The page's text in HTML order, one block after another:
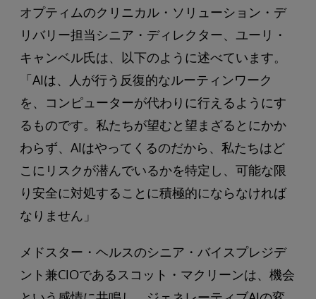
オプティムのクリニカル・ソリューション・デ
リバリー担当シニア・ディレクター、ユーリ・
キャンベル氏は、以下のように述べています。
「AIは、人が行う反復的なルーティンワーク
を、コンピューターが代わりに行えるようにす
るものです。私たちが望むと望まざるとにかか
わらず、AIはやってくるのだから、私たちはど
こにリスクが潜んでいるかを特定し、可能な限
り安全に対処することに積極的にならなければ
なりません」
メドスター・ヘルスのシニア・バイスプレジデ
ント兼CIOであるスコット・マクリーンは、機会